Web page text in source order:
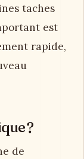
taches
est
rapide,
?
de